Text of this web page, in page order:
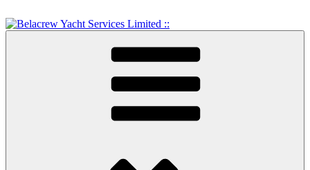
to
content
Belacrew Yacht Services
Crew Training and Yacht Service